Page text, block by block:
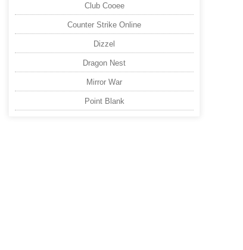
Club Cooee
Counter Strike Online
Dizzel
Dragon Nest
Mirror War
Point Blank